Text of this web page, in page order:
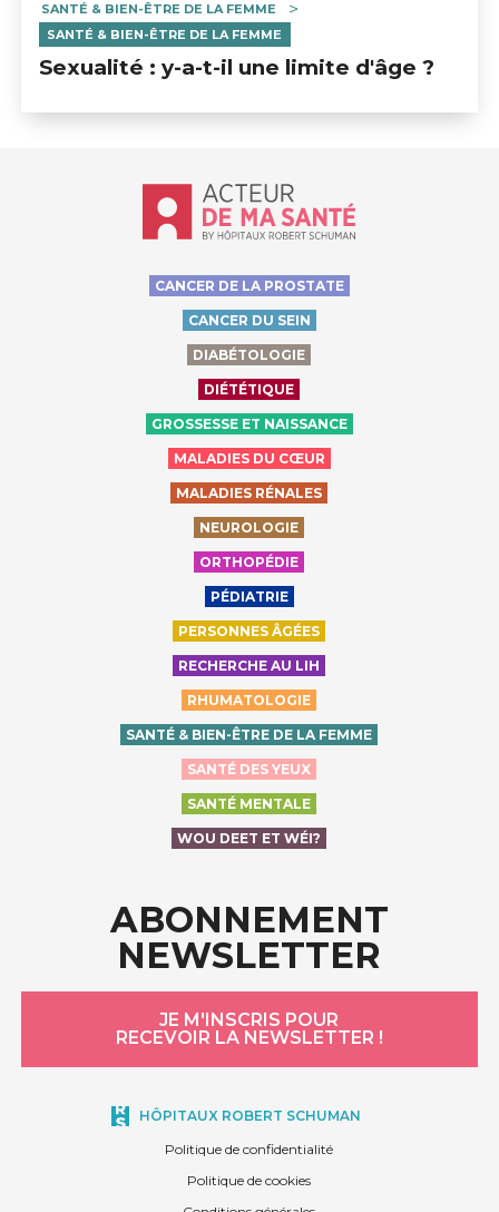
SANTÉ & BIEN-ÊTRE DE LA FEMME
SANTÉ & BIEN-ÊTRE DE LA FEMME
Sexualité : y-a-t-il une limite d'âge ?
Accueil - Acteur de ma santé, by
CANCER DE LA PROSTATE
CANCER DU SEIN
DIABÉTOLOGIE
DIÉTÉTIQUE
GROSSESSE ET NAISSANCE
MALADIES DU CŒUR
MALADIES RÉNALES
NEUROLOGIE
ORTHOPÉDIE
PÉDIATRIE
PERSONNES ÂGÉES
RECHERCHE AU LIH
RHUMATOLOGIE
SANTÉ & BIEN-ÊTRE DE LA FEMME
SANTÉ DES YEUX
SANTÉ MENTALE
WOU DEET ET WÉI?
ABONNEMENT
NEWSLETTER
JE M'INSCRIS POUR
RECEVOIR LA NEWSLETTER !
HÔPITAUX ROBERT SCHUMAN
Politique de confidentialité
Politique de cookies